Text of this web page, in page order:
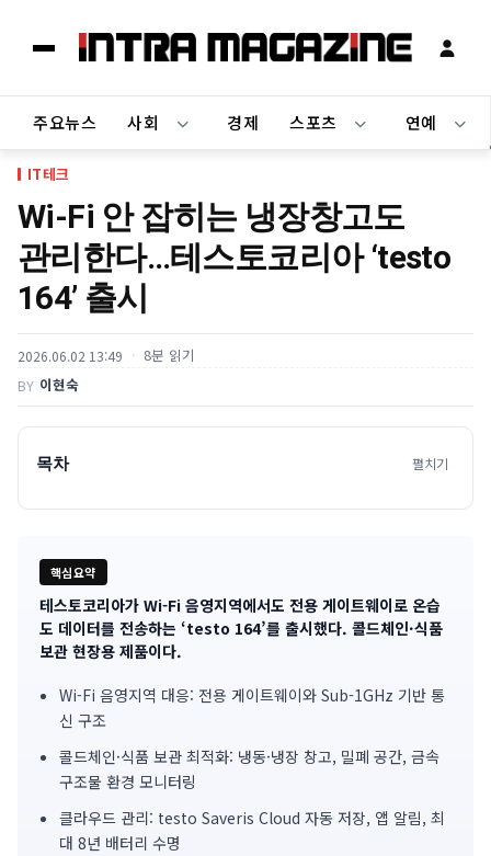
주요뉴스 사회 경제 스포츠 연예
IT테크
Wi-Fi 안 잡히는 냉장창고도
관리한다…테스토코리아 ‘testo
164’ 출시
2026.06.02 13:49 8분 읽기
BY 이현숙
목차 펼치기
핵심요약
기
사
핵
약
테스토코리아가 Wi-Fi 음영지역에서도 전용 게이트웨이로 온습
도 데이터를 전송하는 ‘testo 164’를 출시했다. 콜드체인·식품
보관 현장용 제품이다.
Wi-Fi 음영지역 대응: 전용 게이트웨이와 Sub-1GHz 기반 통
신 구조
콜드체인·식품 보관 최적화: 냉동·냉장 창고, 밀폐 공간, 금속
구조물 환경 모니터링
클라우드 관리: testo Saveris Cloud 자동 저장, 앱 알림, 최
대 8년 배터리 수명